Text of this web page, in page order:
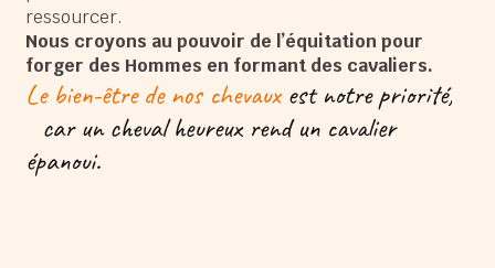
ressourcer.
Nous croyons au pouvoir de l’équitation pour
forger des Hommes en formant des cavaliers.
Le bien-être de nos chevauxest notre priorité,
car un cheval heureux rend un cavalier
épanoui.